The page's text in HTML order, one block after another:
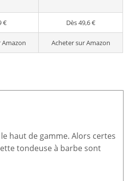
€ Dès 49,6 €
Amazon Acheter sur Amazon
haut de gamme. Alors certes
tondeuse à barbe sont